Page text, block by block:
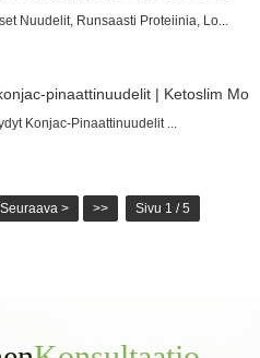
Nuudelit, Runsaasti Proteiinia, Lo...
Konjac-Pinaattinuudelit ...
Seuraava > >> Sivu 1 / 5